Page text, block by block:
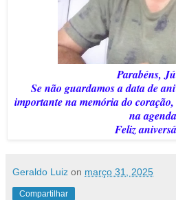
Parabéns,
Se não guardamos a data de
importante na memória do
na
Feliz
Geraldo Luiz on março 31, 2025
Compartilhar